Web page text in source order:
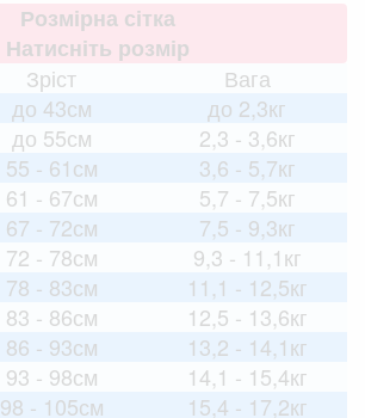
Розмірна сітка
Натисніть розмір
Зріст
Вага
до 43см
до 2,3кг
до 55см
2,3 - 3,6кг
55 - 61см
3,6 - 5,7кг
61 - 67см
5,7 - 7,5кг
67 - 72см
7,5 - 9,3кг
72 - 78см
9,3 - 11,1кг
78 - 83см
11,1 - 12,5кг
83 - 86см
12,5 - 13,6кг
86 - 93см
13,2 - 14,1кг
93 - 98см
14,1 - 15,4кг
98 - 105см
15,4 - 17,2кг